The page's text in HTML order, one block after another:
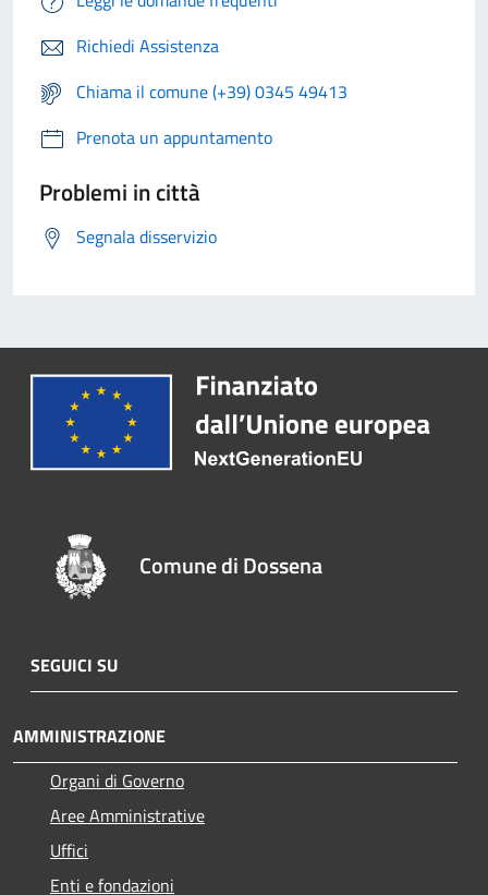
Richiedi Assistenza
Chiama il comune (+39) 0345 49413
Prenota un appuntamento
Problemi in città
Segnala disservizio
Comune di Dossena
SEGUICI SU
AMMINISTRAZIONE
Organi di Governo
Aree Amministrative
Uffici
Enti e fondazioni